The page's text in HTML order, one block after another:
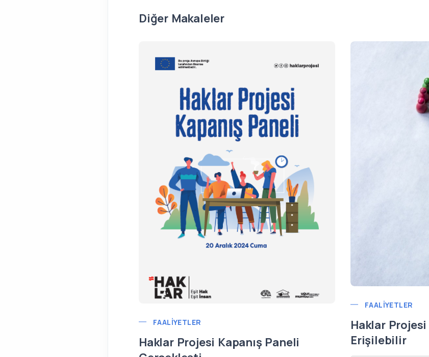
Diğer Makaleler
FAALIYETLER
Haklar Projesi Kapanış Paneli
FAALIYETLER
Haklar
Erişilebilir